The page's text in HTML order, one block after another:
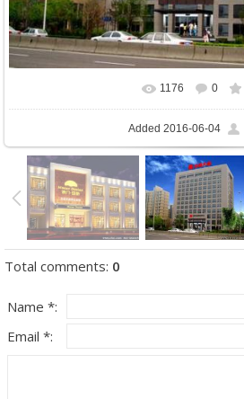
In real size 579x411
1176 0
Added 2016-06-04
Total comments: 0
Name *:
Email *: